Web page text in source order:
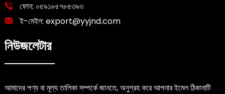
ফোন: ০৫৯১৮৫৭৮৫৩৯৩
ই-মেইল: export@yyjnd.com
নিউজলেটার
আমাদের পণ্য বা মূল্য তালিকা সম্পর্কে জানতে, অনুগ্রহ করে আপনার ইমেল ঠিকানাটি